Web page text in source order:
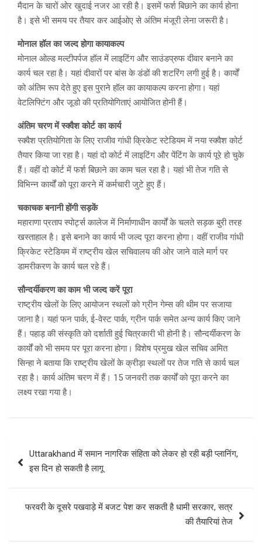
मैदान के चारों ओर खुदाई नजर आ रही है। इसमें फर्श बिछाने का कार्य होना
है। इसे भी समय पर तैयार कर आईओए से अंतिम मंजूरी लेना जरूरी है।
मोनाल हॉल का जल्द होगा कायाकल्प
मोनाल ओल्ड मल्टीपर्पज हॉल में लाइटिंग और साउंडप्रुफ दीवार बनाने का
कार्य चल रहा है। यहां दीवारों पर बांस के डंडों की शटरिंग लगी हुई है। कार्यों
को अंतिम रूप देते हुए इस पुराने हॉल का कायाकल्प करना होगा। यहां
वेटलिफ्टिंग और जूडो की प्रतियोगिताएं आयोजित होनी हैं।
अंतिम चरण में स्क्वैश कोर्ट का कार्य
स्क्वैश प्रतियोगिता के लिए राजीव गांधी क्रिकेट स्टेडियम में नया स्क्वैश कोर्ट
तैयार किया जा रहा है। यहां दो कोर्ट में लाइटिंग और पेंटिंग के कार्य पूरे हो चुके
हैं। वहीं दो कोर्ट में फर्श बिछाने का काम चल रहा है। यहां भी तेज गति से
विभिन्न कार्यों को पूरा करने में कर्मचारी जुटे हुए हैं।
चकाचक बनानी होंगी सड़कें
महाराणा प्रताप स्पोर्ट्स कालेज में निर्माणाधीन कार्यों के चलते सड़क बुरी तरह
खस्ताहाल है। इसे बनाने का कार्य भी जल्द पूरा करना होगा। वहीं राजीव गांधी
क्रिकेट स्टेडियम में राष्ट्रीय खेल सचिवालय की ओर जाने वाले मार्ग पर
डामरीकरण के कार्य चल रहे हैं।
सौन्दर्यीकरण का काम भी जल्‍द करें पूरा
राष्ट्रीय खेलों के लिए आयोजन स्थलों को ग्रीन गेम्स की थीम पर सजाया
जाना है। यहां फन पार्क, ई-वेस्ट पार्क, ग्रीन पार्क समेत अन्य कार्य किए जाने
हैं। पहाड़ की संस्कृति को दर्शाती हुई चित्रकारी भी होनी है। सौन्दर्यीकरण के
कार्यों को भी समय पर पूरा करना होगा। विशेष प्रमुख खेल सचिव अम‍ित
स‍िन्‍हा ने बताया क‍ि राष्ट्रीय खेलों के क्रीड़ा स्थलों पर तेज गति से कार्य चल
रहा है। कार्य अंतिम चरण में हैं। 15 जनवरी तक कार्यों को पूरा करने का
लक्ष्य रखा गया है।
navigation
Uttarakhand में समान नागरिक संहिता को लेकर हो रही बड़ी प्‍लानिंग,
इस दिन हो सकती है लागू
फरवरी के दूसरे पखवाड़े में बजट पेश कर सकती है धामी सरकार, सत्र
की तैयारियां तेज